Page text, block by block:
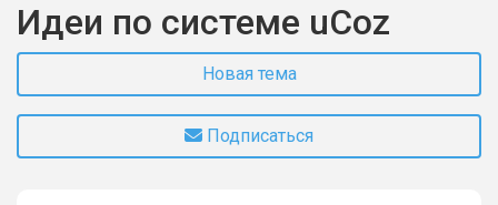
Идеи по системе uCoz
Новая тема
Подписаться